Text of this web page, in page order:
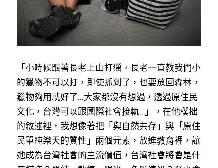
「小時候跟著長老上山打獵，長老一直教我們小
的獵物不可以打，即使抓到了，也要放回森林，
獵物夠用就好了...大家都沒有想過，透過原住民
文化，台灣可以跟國際社會接軌...」，在他樸拙
的敘述裡，我想像著把「與自然共存」與「原住
民單純樂天的質性」兩個元素，放進教育裡，讓
她成為台灣社會的主流價值，台灣社會將會是什